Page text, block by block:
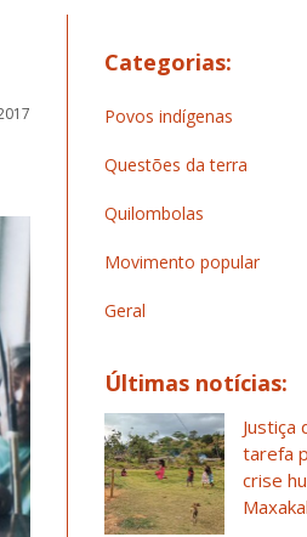
Categorias:
Povos indígenas
Questões da terra
Quilombolas
Movimento popular
Geral
Últimas notícias:
Justiça
tarefa
crise